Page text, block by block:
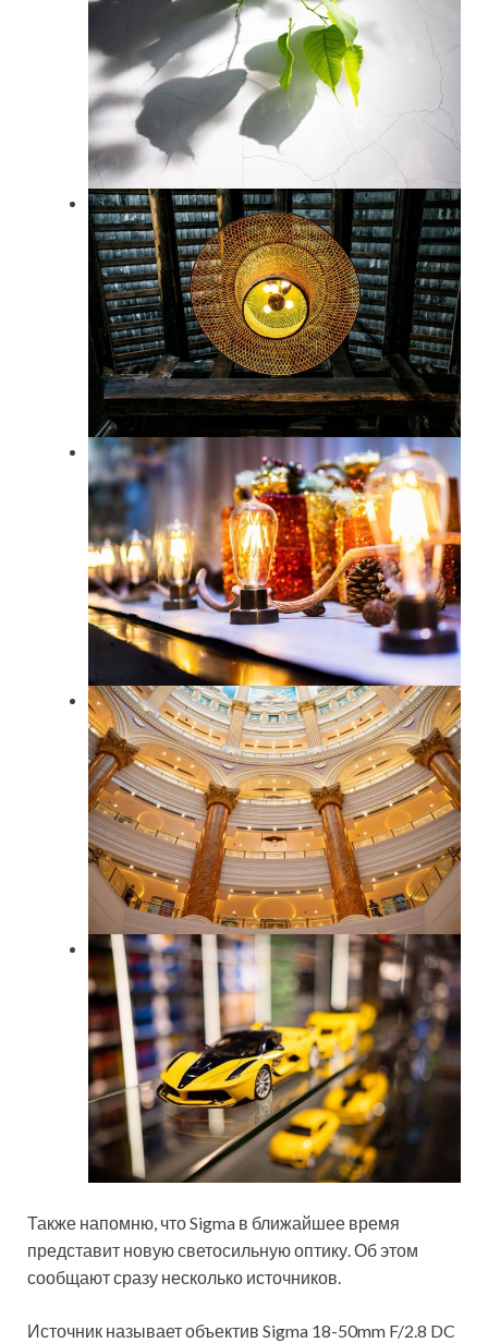
Также напомню, что Sigma в ближайшее время
представит новую светосильную оптику. Об этом
сообщают сразу несколько источников.
Источник называет объектив Sigma 18-50mm F/2.8 DC